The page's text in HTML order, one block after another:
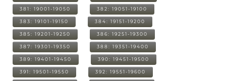
381: 19001-19050 382: 19051-19100
383: 19101-19150 384: 19151-19200
385: 19201-19250 386: 19251-19300
387: 19301-19350 388: 19351-19400
389: 19401-19450 390: 19451-19500
391: 19501-19550 392: 19551-19600